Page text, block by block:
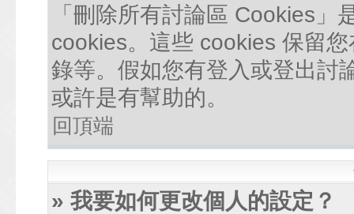
「刪除所有討論區 Cookies
cookies。這些 cookies 保留
錄等。假如您有登入或登出討
或許是有幫助的。
回頂端
» 我要如何更改個人的設定？